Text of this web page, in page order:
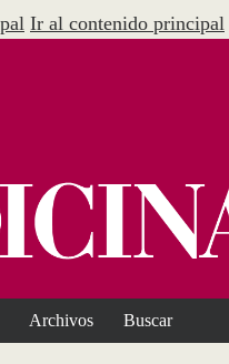
Ir al contenido principal
Archivos Buscar